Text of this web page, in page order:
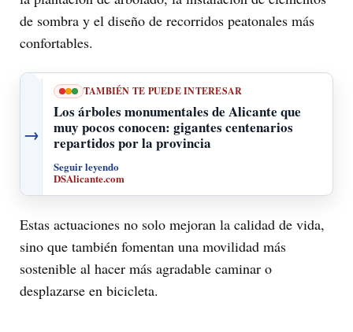
de sombra y el diseño de recorridos peatonales más
confortables.
→
TAMBIÉN TE PUEDE INTERESAR
Los árboles monumentales de Alicante que
muy pocos conocen: gigantes centenarios
repartidos por la provincia
Seguir leyendo
DSAlicante.com
Estas actuaciones no solo mejoran la calidad de vida,
sino que también fomentan una movilidad más
sostenible al hacer más agradable caminar o
desplazarse en bicicleta.